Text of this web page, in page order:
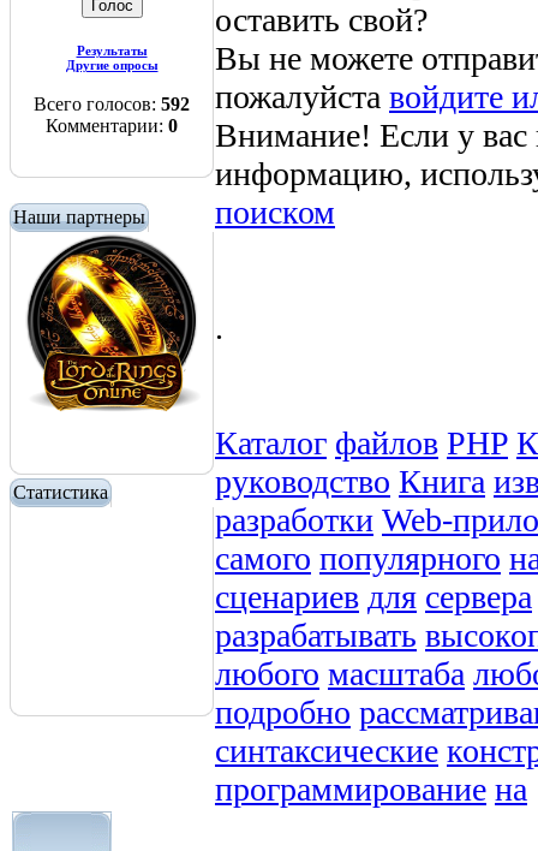
Результаты
Другие опросы
Всего голосов: 592
Комментарии: 0
Наши партнеры
Статистика
оставить свой?
Вы не можете
пожалуйста войдите
Внимание! Если у
информацию,
поиском
.
Каталог файлов PHP
руководство Книга
разработки Web-
самого популярного
сценариев для сервера
разрабатывать
любого масштаба
подробно
синтаксические
программирование на